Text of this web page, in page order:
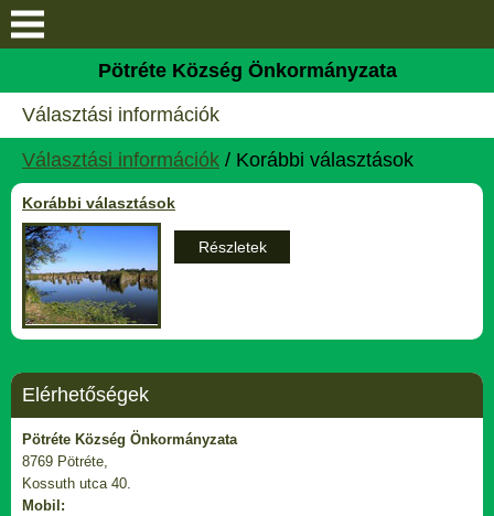
Keresés
Bemutatkozás
Elérhetőségek
Falutörténet
Galéria
Helyi önkormányzati
Hivatal
Hírek
Pötréte Község Önkormányzata
Választási információk
Választási információk / Korábbi választások
Korábbi választások
Részletek
Elérhetőségek
Pötréte Község Önkormányzata
8769 Pötréte,
Kossuth utca 40.
Mobil: